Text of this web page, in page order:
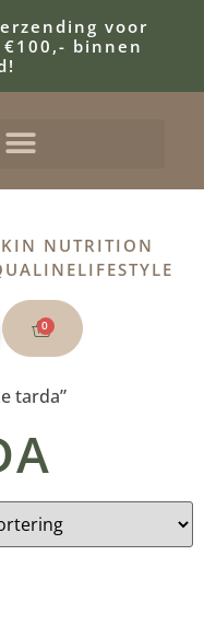
voor
binnen
NUTRITION
LIFESTYLE
0
tarda”